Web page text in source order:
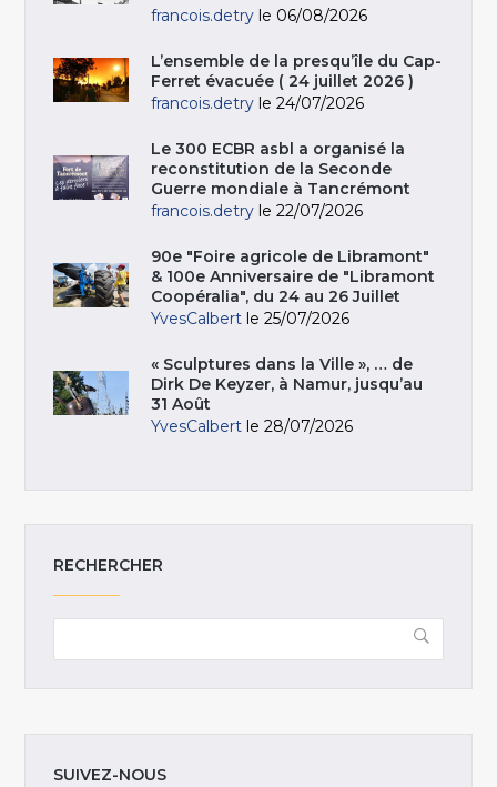
francois.detry le 06/08/2026
L’ensemble de la presqu’île du Cap-
Ferret évacuée ( 24 juillet 2026 )
francois.detry le 24/07/2026
Le 300 ECBR asbl a organisé la
reconstitution de la Seconde
Guerre mondiale à Tancrémont
francois.detry le 22/07/2026
90e "Foire agricole de Libramont"
& 100e Anniversaire de "Libramont
Coopéralia", du 24 au 26 Juillet
YvesCalbert le 25/07/2026
« Sculptures dans la Ville », … de
Dirk De Keyzer, à Namur, jusqu’au
31 Août
YvesCalbert le 28/07/2026
RECHERCHER
SUIVEZ-NOUS